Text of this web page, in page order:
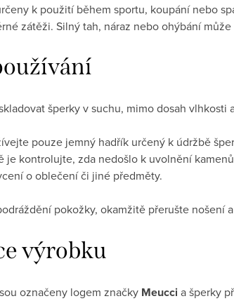
k použití během sportu, koupání nebo
zátěži. Silný tah, náraz nebo ohýbání
šperky v suchu, mimo dosah vlhkosti
pouze jemný hadřík určený k údržbě
je kontrolujte, zda nedošlo k uvolnění
o oblečení či jiné předměty.
pokožky, okamžitě přerušte nošení
výrobku
označeny logem značky Meucci a šperky